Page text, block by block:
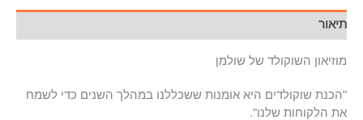
תיאור
מוזיאון השוקולד של שולמן
"הכנת שוקולדים היא אומנות ששכללנו במהלך השנים כדי לשמח
את הלקוחות שלנו".